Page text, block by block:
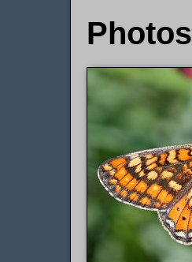
Photos